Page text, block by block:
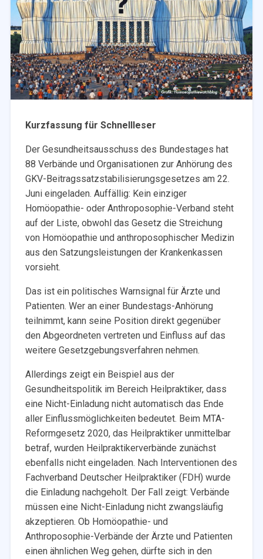
Kurzfassung für Schnellleser
Der Gesundheitsausschuss des Bundestages hat
88 Verbände und Organisationen zur Anhörung des
GKV-Beitragssatzstabilisierungsgesetzes am 22.
Juni eingeladen. Auffällig: Kein einziger
Homöopathie- oder Anthroposophie-Verband steht
auf der Liste, obwohl das Gesetz die Streichung
von Homöopathie und anthroposophischer Medizin
aus den Satzungsleistungen der Krankenkassen
vorsieht.
Das ist ein politisches Warnsignal für Ärzte und
Patienten. Wer an einer Bundestags-Anhörung
teilnimmt, kann seine Position direkt gegenüber
den Abgeordneten vertreten und Einfluss auf das
weitere Gesetzgebungsverfahren nehmen.
Allerdings zeigt ein Beispiel aus der
Gesundheitspolitik im Bereich Heilpraktiker, dass
eine Nicht-Einladung nicht automatisch das Ende
aller Einflussmöglichkeiten bedeutet. Beim MTA-
Reformgesetz 2020, das Heilpraktiker unmittelbar
betraf, wurden Heilpraktikerverbände zunächst
ebenfalls nicht eingeladen. Nach Interventionen des
Fachverband Deutscher Heilpraktiker (FDH) wurde
die Einladung nachgeholt. Der Fall zeigt: Verbände
müssen eine Nicht-Einladung nicht zwangsläufig
akzeptieren. Ob Homöopathie- und
Anthroposophie-Verbände der Ärzte und Patienten
einen ähnlichen Weg gehen, dürfte sich in den